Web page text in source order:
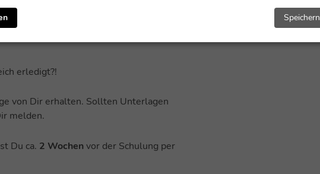
Teamerwand
erledigt?!
von Dir erhalten. Sollten Unterlagen
melden.
Du ca. 2 Wochenvor der Schulung per
Speichern